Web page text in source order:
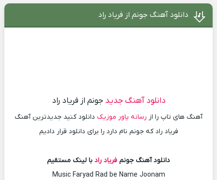
دانلود آهنگ جونم از فریاد راد
دانلود آهنگ جدید جونم از فریاد راد
آهنگ های تاپ را از رسانه پاور موزیک دانلود کنید جدیدترین آهنگ
فریاد راد که جونم نام دارد را برای دانلود قرار دادیم
دانلود آهنگ جونم فریاد راد با لینک مستقیم
Music Faryad Rad be Name Joonam